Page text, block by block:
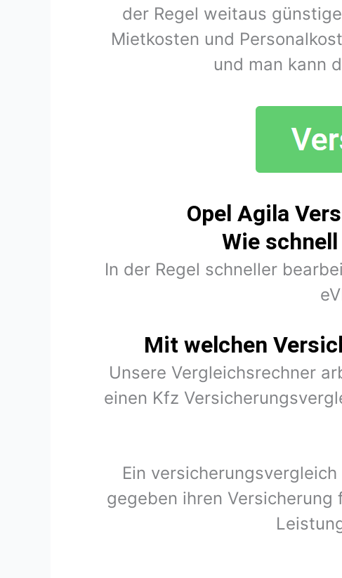
der Regel weitaus
Mietkosten und
und man kann
Opel Agila
Wie
In der Regel schneller
Mit welchen
Unsere Vergleichsrechner
einen Kfz
Ein
gegeben ihren